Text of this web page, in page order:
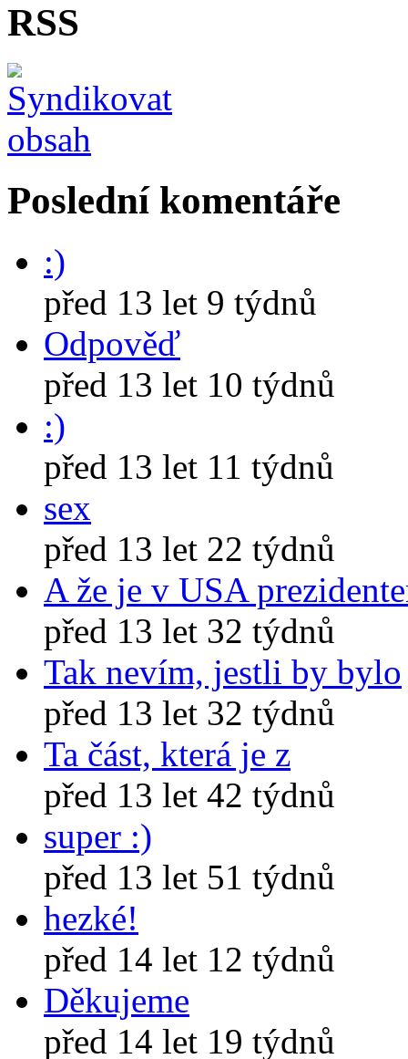
RSS
Poslední komentáře
:)
před 13 let 9 týdnů
Odpověď
před 13 let 10 týdnů
:)
před 13 let 11 týdnů
sex
před 13 let 22 týdnů
A že je v USA
před 13 let 32 týdnů
Tak nevím, jestli by bylo
před 13 let 32 týdnů
Ta část, která je z
před 13 let 42 týdnů
super :)
před 13 let 51 týdnů
hezké!
před 14 let 12 týdnů
Děkujeme
před 14 let 19 týdnů